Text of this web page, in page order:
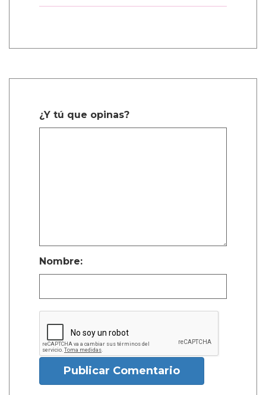
¿Y tú que opinas?
Nombre:
Publicar Comentario